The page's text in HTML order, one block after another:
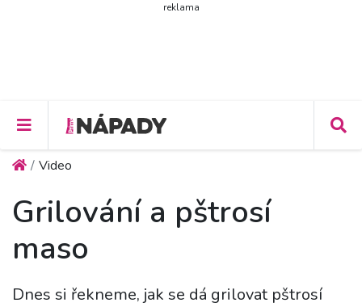
reklama
Video
Grilování a pštrosí
maso
Dnes si řekneme, jak se dá grilovat pštrosí